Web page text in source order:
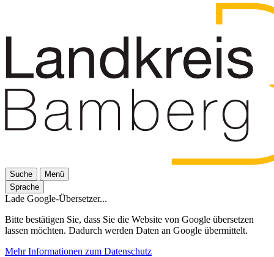
Suche
Menü
Sprache
Lade Google-Übersetzer...
Bitte bestätigen Sie, dass Sie die Website von Google übersetzen
lassen möchten. Dadurch werden Daten an Google übermittelt.
Mehr Informationen zum Datenschutz